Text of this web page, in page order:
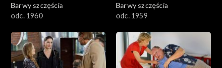
Barwy szczęścia
odc. 1960
Barwy szczęścia
odc. 1959